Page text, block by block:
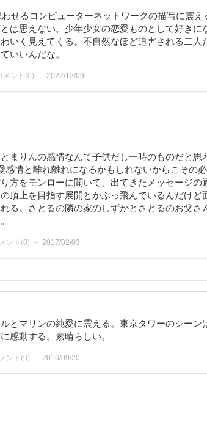
せるコンピューターネットワークの描写に震え
は思えない。少年少女の恋愛ものとして好きに
いく見えてくる。不自然なほど迫害される二人
いいんだな。
メント(0) 2022/12/09
まりんの感情なんて子供だし一時のものだと思
感情と離れ離れになるかもしれないからこその
方をモンローに聞いて、出てきたメッセージの
頂上を目指す展開とかぶっ飛んでいるんだけど
る。さとるの隣の家のしずかとさとるのお父さ
ント(0) 2017/02/03
とマリンの純愛に震える。東京タワーのシーン
感動する。素晴らしい。
ント(0) 2016/09/20